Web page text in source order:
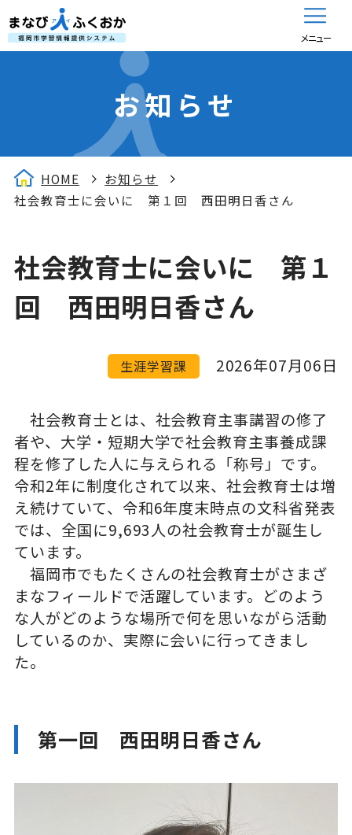
メニュー
お知らせ
HOME
お知らせ
社会教育士に会いに 第１回 西田明日香さん
社会教育士に会いに 第１
回 西田明日香さん
生涯学習課 2026年07月06日
社会教育士とは、社会教育主事講習の修了
者や、大学・短期大学で社会教育主事養成課
程を修了した人に与えられる「称号」です。
令和2年に制度化されて以来、社会教育士は増
え続けていて、令和6年度末時点の文科省発表
では、全国に9,693人の社会教育士が誕生し
ています。
福岡市でもたくさんの社会教育士がさまざ
まなフィールドで活躍しています。どのよう
な人がどのような場所で何を思いながら活動
しているのか、実際に会いに行ってきまし
た。
第一回 西田明日香さん